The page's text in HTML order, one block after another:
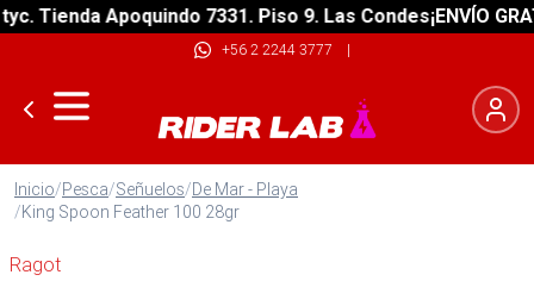
Tienda Apoquindo 7331. Piso 9. Las Condes¡ENVÍO
+56 2 2244 3777 |
Inicio/Pesca/Señuelos/De Mar - Playa
/King Spoon Feather 100 28gr
Ragot